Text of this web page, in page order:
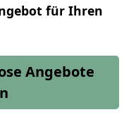
für Ihren
Angebote